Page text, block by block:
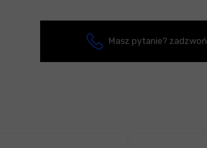
Masz pytanie? zadzwoń